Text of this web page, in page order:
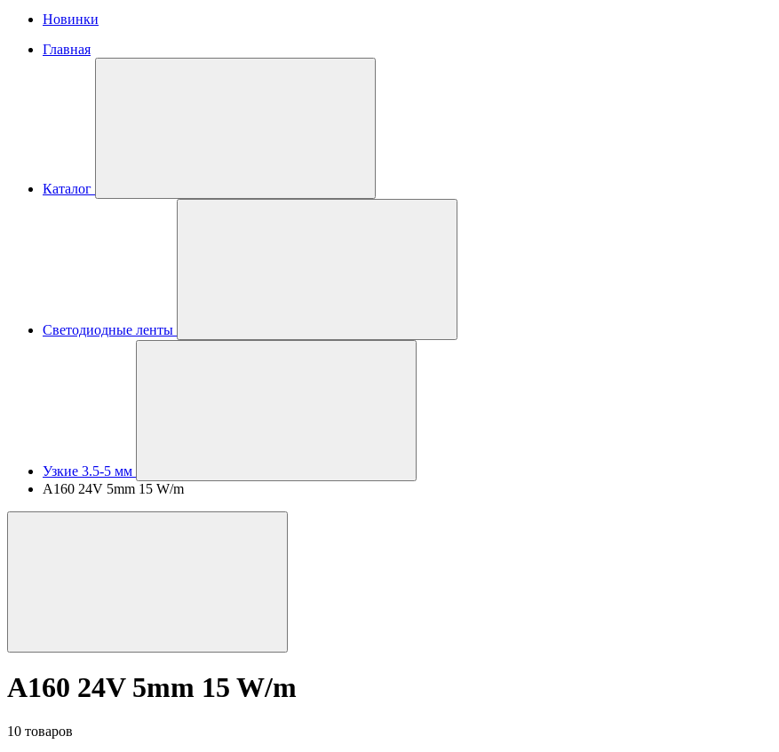
Новинки
Главная
Каталог
Светодиодные ленты
Узкие 3.5-5 мм
A160 24V 5mm 15 W/m
A160 24V 5mm 15 W/m
10 товаров